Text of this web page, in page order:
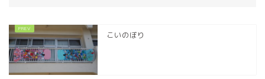
こいのぼり